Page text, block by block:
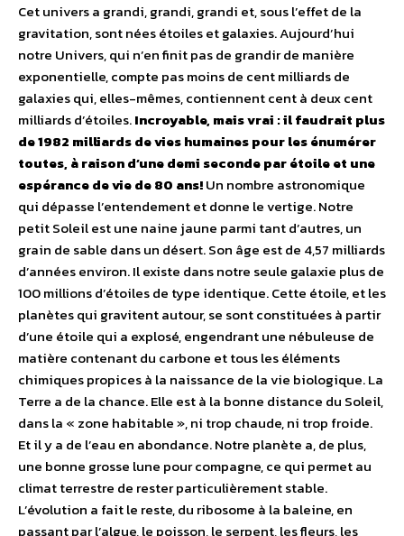
Cet univers a grandi, grandi, grandi et, sous l’effet de la
gravitation, sont nées étoiles et galaxies. Aujourd’hui
notre Univers, qui n’en finit pas de grandir de manière
exponentielle, compte pas moins de cent milliards de
galaxies qui, elles-mêmes, contiennent cent à deux cent
milliards d’étoiles.Incroyable, mais vrai : il faudrait plus
de 1982 milliards de vies humaines pour les énumérer
toutes, à raison d’une demi seconde par étoile et une
espérance de vie de 80 ans!Un nombre astronomique
qui dépasse l’entendement et donne le vertige. Notre
petit Soleil est une naine jaune parmi tant d’autres, un
grain de sable dans un désert. Son âge est de 4,57 milliards
d’années environ. Il existe dans notre seule galaxie plus de
100 millions d’étoiles de type identique. Cette étoile, et les
planètes qui gravitent autour, se sont constituées à partir
d’une étoile qui a explosé, engendrant une nébuleuse de
matière contenant du carbone et tous les éléments
chimiques propices à la naissance de la vie biologique. La
Terre a de la chance. Elle est à la bonne distance du Soleil,
dans la « zone habitable », ni trop chaude, ni trop froide.
Et il y a de l’eau en abondance. Notre planète a, de plus,
une bonne grosse lune pour compagne, ce qui permet au
climat terrestre de rester particulièrement stable.
L’évolution a fait le reste, du ribosome à la baleine, en
passant par l’algue, le poisson, le serpent, les fleurs, les